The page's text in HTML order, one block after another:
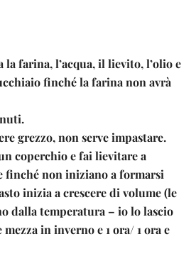
farina, l’acqua, il lievito, l’olio e
finché la farina non avrà
grezzo, non serve impastare.
coperchio e fai lievitare a
finché non iniziano a formarsi
inizia a crescere di volume (le
dalla temperatura – io lo lascio
in inverno e 1 ora/ 1 ora e